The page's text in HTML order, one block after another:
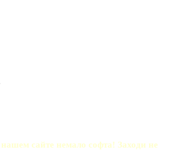
сайте немало софта! Заходи не